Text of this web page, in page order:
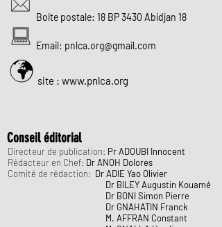
Boite postale: 18 BP 3430 Abidjan 18
Email: pnlca.org@gmail.com
site : www.pnlca.org
Conseil éditorial
Directeur de publication: Pr ADOUBI Innocent
Rédacteur en Chef: Dr ANOH Dolores
Comité de rédaction: Dr ADIE Yao Olivier
Dr BILEY Augustin Kouamé
Dr BONI Simon Pierre
Dr GNAHATIN Franck
M. AFFRAN Constant